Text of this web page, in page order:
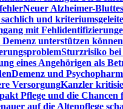
Neuer Alzheimer-
und
mit
unterstützen können
Sturzrisiko
eines Angehörigen als
Demenz und
VersorgungKanzler
Pflege und die Chancen
auf die Altenpflege